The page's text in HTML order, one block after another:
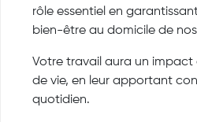
rôle essentiel en
bien-être au domicile de
Votre travail aura un impact
de vie, en leur apportant
quotidien.